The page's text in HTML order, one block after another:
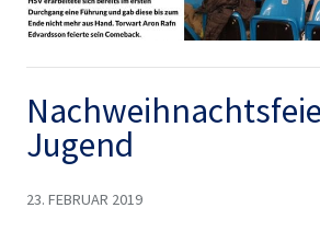
Jugend
23. FEBRUAR 2019